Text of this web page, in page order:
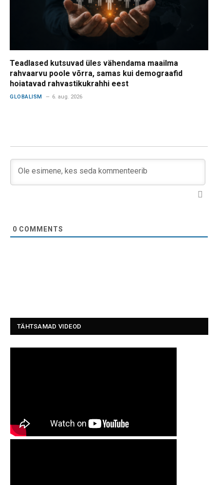
Teadlased kutsuvad üles vähendama maailma
rahvaarvu poole võrra, samas kui demograafid
hoiatavad rahvastikukrahhi eest
GLOBALISM 6. aug. 2026
0 COMMENTS
TÄHTSAMAD VIDEOD